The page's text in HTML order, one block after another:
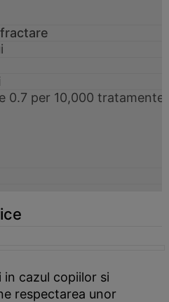
0.7 per 10,000 tratamente
in cazul copiilor si
respectarea unor